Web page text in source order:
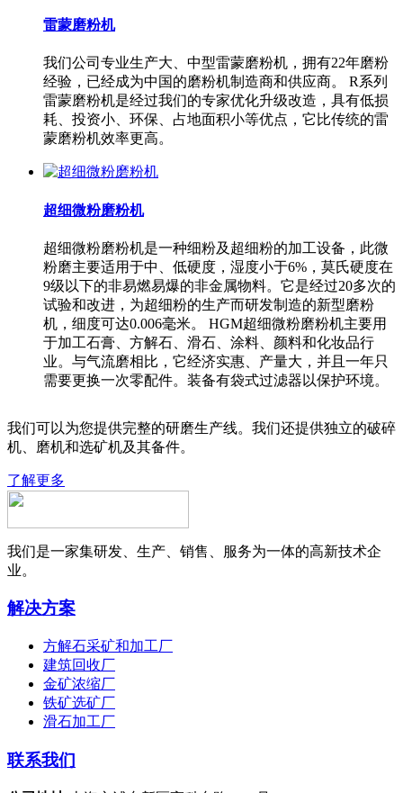
雷蒙磨粉机
我们公司专业生产大、中型雷蒙磨粉机，拥有22年磨粉
经验，已经成为中国的磨粉机制造商和供应商。 R系列
雷蒙磨粉机是经过我们的专家优化升级改造，具有低损
耗、投资小、环保、占地面积小等优点，它比传统的雷
蒙磨粉机效率更高。
超细微粉磨粉机
超细微粉磨粉机是一种细粉及超细粉的加工设备，此微
粉磨主要适用于中、低硬度，湿度小于6%，莫氏硬度在
9级以下的非易燃易爆的非金属物料。它是经过20多次的
试验和改进，为超细粉的生产而研发制造的新型磨粉
机，细度可达0.006毫米。 HGM超细微粉磨粉机主要用
于加工石膏、方解石、滑石、涂料、颜料和化妆品行
业。与气流磨相比，它经济实惠、产量大，并且一年只
需要更换一次零配件。装备有袋式过滤器以保护环境。
我们可以为您提供完整的研磨生产线。我们还提供独立的破碎
机、磨机和选矿机及其备件。
了解更多
我们是一家集研发、生产、销售、服务为一体的高新技术企
业。
解决方案
方解石采矿和加工厂
建筑回收厂
金矿浓缩厂
铁矿选矿厂
滑石加工厂
联系我们